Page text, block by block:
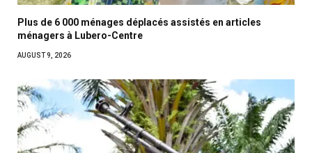
Plus de 6 000 ménages déplacés assistés en articles
ménagers à Lubero-Centre
AUGUST 9, 2026